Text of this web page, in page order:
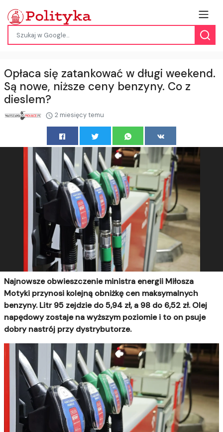
Opłaca się zatankować w długi weekend.
Są nowe, niższe ceny benzyny. Co z
dieslem?
2 miesięcy temu
Najnowsze obwieszczenie ministra energii Miłosza
Motyki przynosi kolejną obniżkę cen maksymalnych
benzyny. Litr 95 zejdzie do 5,94 zł, a 98 do 6,52 zł. Olej
napędowy zostaje na wyższym poziomie i to on psuje
dobry nastrój przy dystrybutorze.